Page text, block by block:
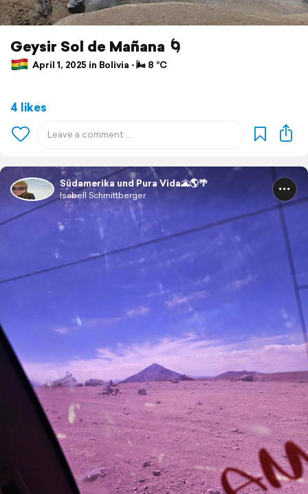
Geysir Sol de Mañana 🌀
April 1, 2025 in Bolivia ⋅ 🌬 8 °C
4 likes
Südamerika und Pura Vida🌋🌎🌴
Isabell Schmittberger